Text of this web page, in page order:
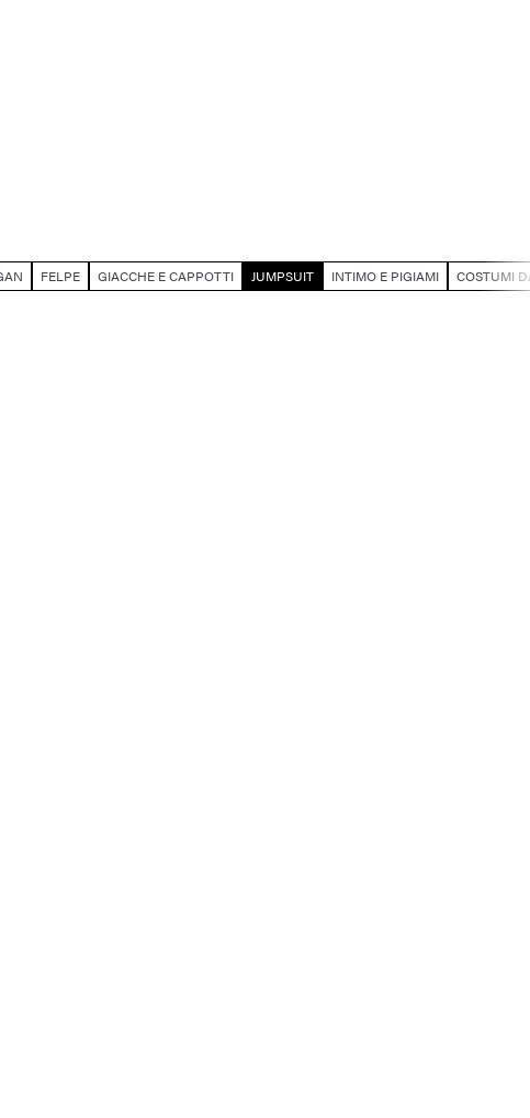
FELPE GIACCHE E CAPPOTTI JUMPSUIT INTIMO E PIGIAMI COSTUMI